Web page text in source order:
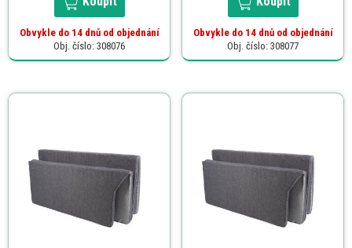
Obvykle do 14 dnů od objednání
Obj. číslo: 308076
Obvykle do 14 dnů od objednání
Obj. číslo: 308077